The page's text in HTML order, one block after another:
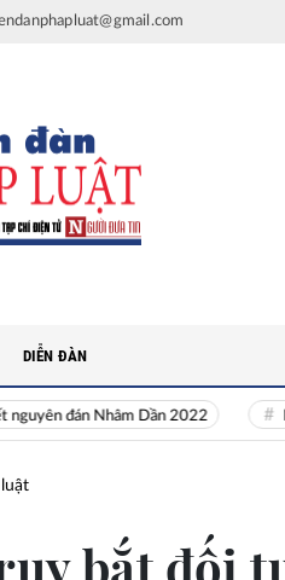
đán Nhâm Dần 2022 Nguồn
DIỄN ĐÀN
luật
bắt đối